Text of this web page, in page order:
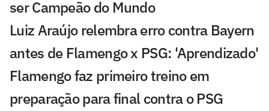
ser Campeão do Mundo
Luiz Araújo relembra erro contra Bayern
antes de Flamengo x PSG: 'Aprendizado'
Flamengo faz primeiro treino em
preparação para final contra o PSG